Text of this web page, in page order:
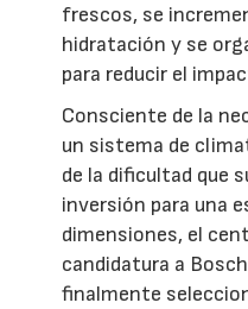
frescos, se
hidratación y se
para reducir el
Consciente de la
un sistema de
de la dificultad que
inversión para una
dimensiones, el
candidatura a
finalmente